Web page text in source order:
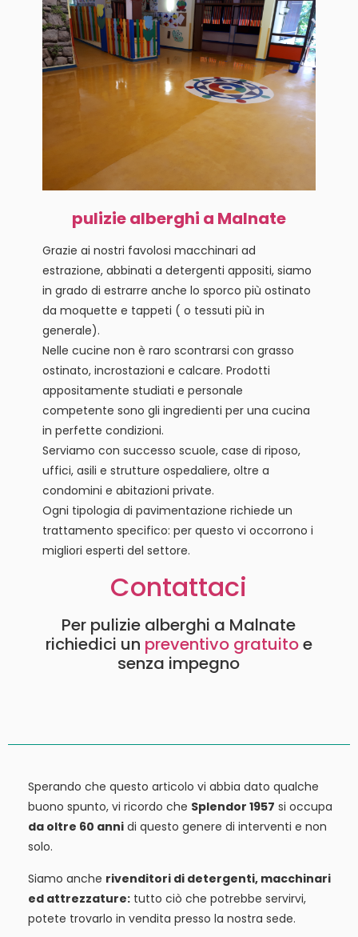
pulizie alberghi a Malnate
Grazie ai nostri favolosi macchinari ad
estrazione, abbinati a detergenti appositi, siamo
in grado di estrarre anche lo sporco più ostinato
da moquette e tappeti ( o tessuti più in
generale).
Nelle cucine non è raro scontrarsi con grasso
ostinato, incrostazioni e calcare. Prodotti
appositamente studiati e personale
competente sono gli ingredienti per una cucina
in perfette condizioni.
Serviamo con successo scuole, case di riposo,
uffici, asili e strutture ospedaliere, oltre a
condomini e abitazioni private.
Ogni tipologia di pavimentazione richiede un
trattamento specifico: per questo vi occorrono i
migliori esperti del settore.
Contattaci
Per pulizie alberghi a Malnate
richiedici un preventivo gratuitoe
senza impegno
Sperando che questo articolo vi abbia dato qualche
buono spunto, vi ricordo che Splendor 1957 si occupa
da oltre 60 anni di questo genere di interventi e non
solo.
Siamo anche rivenditori di detergenti, macchinari
ed attrezzature: tutto ciò che potrebbe servirvi,
potete trovarlo in vendita presso la nostra sede.